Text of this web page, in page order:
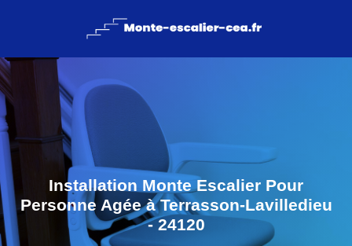
Installation Monte Escalier Pour
Personne Agée à Terrasson-Lavilledieu
- 24120